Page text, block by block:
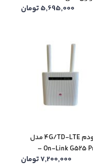
Huawei EG8245W5
5,695,000تومان
مودم 4G/TD-LTE مدل
On-Link G525 Pro –
مودم G525 Pro | فروشگاه7,200,000تومان